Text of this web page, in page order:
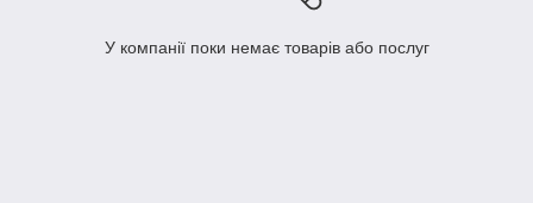
У компанії поки немає товарів або послуг